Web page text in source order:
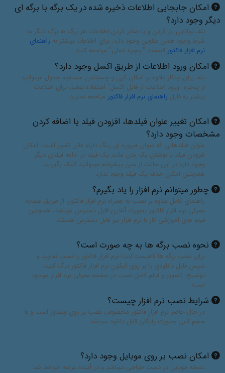
امکان جابجایی اطلاعات ذخیره شده در یک برگه با برگه ای
دیگر وجود دارد؟
بله، توانایی باز کردن و یا صادر کردن اطلاعات هر برگ به برگ دیگر به
شرط وجود همان عناوین وجود دارد، برای اطلاعات بیشتر به راهنمای
نرم افزار فاکتور قسمت "پنجره اصلی" مراجعه کنید
امکان ورود اطلاعات از طریق اکسل وجود دارد؟
بله، برای اینکار علاوه بر امکان کپی و چسباندن مستقیم جدول میتوانید
از پنجره "ورود اطلاعات از فایل اکسل" استفاده نماید، برای اطلاعات
بیشتر به فایل راهنمای نرم افزار فاکتور مراجعه نمایید
امکان تغییر عنوان فیلدها، افزودن فیلد یا اضافه کردن
مشخصات وجود دارد؟
عنوان فیلدهایی که عنوان فیروزه ای رنگ دارند قابل تغییر است، امکان
افزودن فیلد با نوشتن یک متن مانند یک فیلد در ادامه فیلدی دیگر
وجود دارد در این حالت از متن پیشرفته میتوانید کمک بگیرید،
همچنین امکان حذف یگ فیلد وجود ندارد
چطور میتوانم نرم افزار را یاد بگیرم؟
راهنمای کامل علاوه بر نصب به همراه نرم افزار فاکتور، از طریق صفحه
معرفی نرم افزار فاکتور بصورت آنلاین قابل دسترس میباشد، همچنین
فیلم های آموزشی کار با نرم افزار نیز قابل دسترس هستند
نحوه نصب برگه ها به چه صورت است؟
برای نصب برگه ها کافیست ابتدا نرم افزار فاکتور را نصب نمایید و
سپس فایل دانلودی را بر روی آیکون نرم افزار فاکتور درگ کنید،
توضیح، تصویر و فیلم کامل نصب در صفحه معرفی نرم افزار موجود
است
شرایط نصب نرم افزار چیست؟
در حال حاضر نرم افزار فاکتور مخصوص نصب بر روی ویندوز است و با
حجم کمی بصورت رایگان قابل دانلود میباشد
امکان نصب بر روی موبایل وجود دارد؟
نسخه موبایل در دست طراحی میباشد و در آینده عرضه خواهد شد